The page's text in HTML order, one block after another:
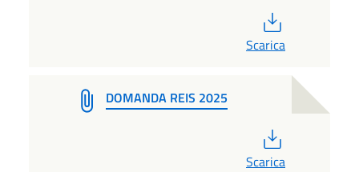
Scarica
DOMANDA REIS 2025
Scarica